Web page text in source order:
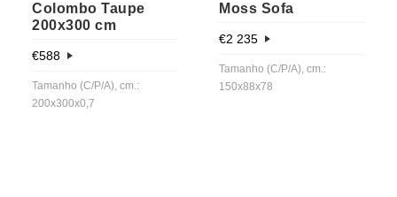
Colombo Taupe
200x300 cm
€588
Tamanho (C/P/A), cm.:
200x300x0,7
Moss Sofa
€2 235
Tamanho (C/P/A), cm.:
150x88x78